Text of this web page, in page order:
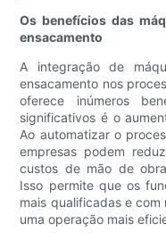
Os benefícios das
ensacamento
A integração de
ensacamento nos
oferece inúmeros
significativos é o
Ao automatizar o
empresas podem
custos de mão de
Isso permite que os
mais qualificadas e
uma operação mais